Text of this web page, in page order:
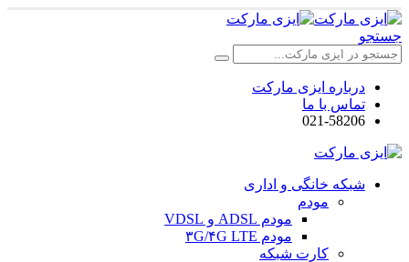
جستجو
درباره ایزی مارکت
تماس با ما
021-58206
شبکه خانگی و اداری
مودم
مودم ADSL و VDSL
مودم ۳G/۴G LTE
کارت شبکه